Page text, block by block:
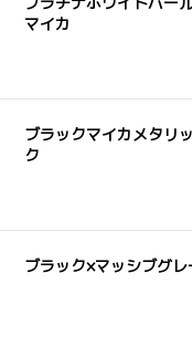
マイカ
ブラックマイカメタリッ
ク
ブラック×マッシブグレ